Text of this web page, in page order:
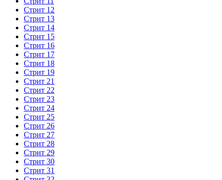
Стрит 12
Стрит 13
Стрит 14
Стрит 15
Стрит 16
Стрит 17
Стрит 18
Стрит 19
Стрит 21
Стрит 22
Стрит 23
Стрит 24
Стрит 25
Стрит 26
Стрит 27
Стрит 28
Стрит 29
Стрит 30
Стрит 31